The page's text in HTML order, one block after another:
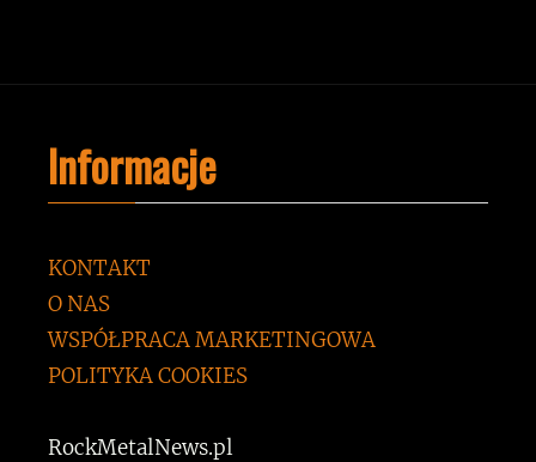
Informacje
KONTAKT
O NAS
WSPÓŁPRACA MARKETINGOWA
POLITYKA COOKIES
RockMetalNews.pl